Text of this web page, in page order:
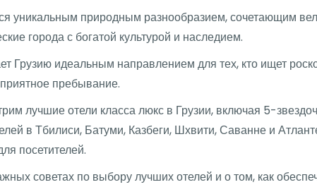
уникальным природным разнообразием, сочетающим
города с богатой культурой и наследием.
Грузию идеальным направлением для тех, кто ищет
пребывание.
лучшие отели класса люкс в Грузии, включая 5-
в Тбилиси, Батуми, Казбеги, Шхвити, Саванне и
посетителей.
советах по выбору лучших отелей и о том, как